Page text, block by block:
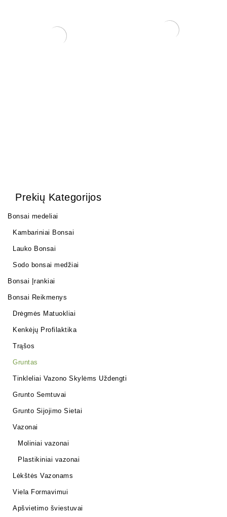
Prekių Kategorijos
Bonsai medeliai
Kambariniai Bonsai
Lauko Bonsai
Sodo bonsai medžiai
Bonsai Įrankiai
Bonsai Reikmenys
Drėgmės Matuokliai
Kenkėjų Profilaktika
Trąšos
Gruntas
Tinkleliai Vazono Skylėms Uždengti
Grunto Semtuvai
Grunto Sijojimo Sietai
Vazonai
Moliniai vazonai
Plastikiniai vazonai
Lėkštės Vazonams
Viela Formavimui
Apšvietimo šviestuvai